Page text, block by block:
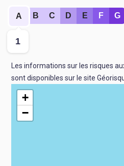
Rang
A B C D E F G
1
Les informations sur les risques
sont disponibles sur le site
+
−